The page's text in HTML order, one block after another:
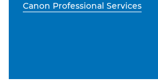
Canon Professional Services